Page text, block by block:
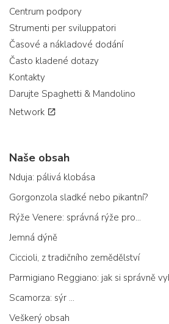
Centrum podpory
Strumenti per sviluppatori
Časové a nákladové dodání
Často kladené dotazy
Kontakty
Darujte Spaghetti & Mandolino
Network
Naše obsah
Nduja: pálivá klobása
Gorgonzola sladké nebo pikantní?
Rýže Venere: správná rýže pro...
Jemná dýně
Ciccioli, z tradičního zemědělství
Scamorza: sýr ...
Veškerý obsah